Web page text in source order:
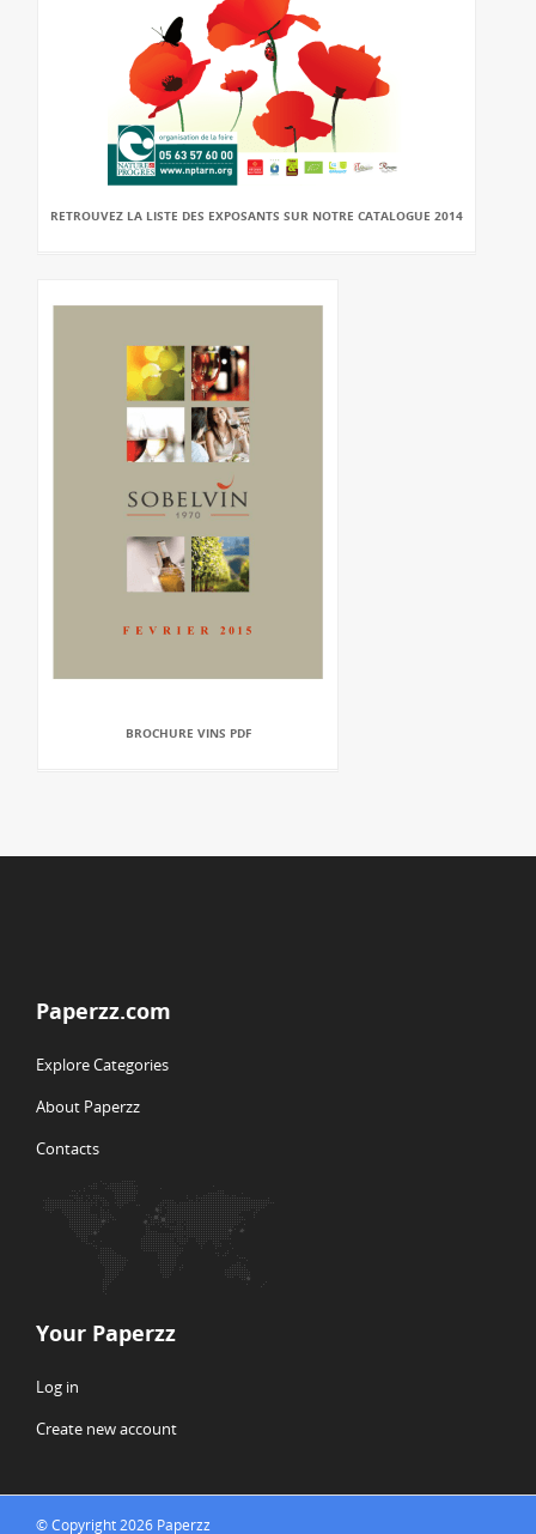
RETROUVEZ LA LISTE DES EXPOSANTS SUR NOTRE CATALOGUE 2014
BROCHURE VINS PDF
Paperzz.com
Explore Categories
About Paperzz
Contacts
Your Paperzz
Log in
Create new account
© Copyright 2026 Paperzz